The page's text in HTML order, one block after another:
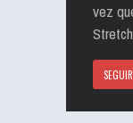
vez